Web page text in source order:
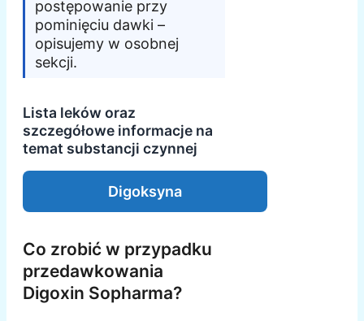
postępowanie przy
pominięciu dawki –
opisujemy w osobnej
sekcji.
Lista leków oraz
szczegółowe informacje na
temat substancji czynnej
Digoksyna
Co zrobić w przypadku
przedawkowania
Digoxin Sopharma?